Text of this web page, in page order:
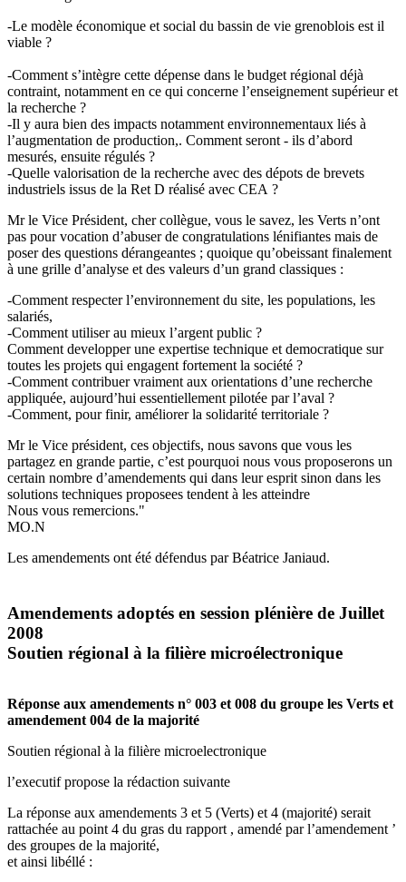
-Le modèle économique et social du bassin de vie grenoblois est il
viable ?
-Comment s’intègre cette dépense dans le budget régional déjà
contraint, notamment en ce qui concerne l’enseignement supérieur et
la recherche ?
-Il y aura bien des impacts notamment environnementaux liés à
l’augmentation de production,. Comment seront - ils d’abord
mesurés, ensuite régulés ?
-Quelle valorisation de la recherche avec des dépots de brevets
industriels issus de la Ret D réalisé avec CEA ?
Mr le Vice Président, cher collègue, vous le savez, les Verts n’ont
pas pour vocation d’abuser de congratulations lénifiantes mais de
poser des questions dérangeantes ; quoique qu’obeissant finalement
à une grille d’analyse et des valeurs d’un grand classiques :
-Comment respecter l’environnement du site, les populations, les
salariés,
-Comment utiliser au mieux l’argent public ?
Comment developper une expertise technique et democratique sur
toutes les projets qui engagent fortement la société ?
-Comment contribuer vraiment aux orientations d’une recherche
appliquée, aujourd’hui essentiellement pilotée par l’aval ?
-Comment, pour finir, améliorer la solidarité territoriale ?
Mr le Vice président, ces objectifs, nous savons que vous les
partagez en grande partie, c’est pourquoi nous vous proposerons un
certain nombre d’amendements qui dans leur esprit sinon dans les
solutions techniques proposees tendent à les atteindre
Nous vous remercions."
MO.N
Les amendements ont été défendus par Béatrice Janiaud.
Amendements adoptés en session plénière de Juillet
2008
Soutien régional à la filière microélectronique
Réponse aux amendements n° 003 et 008 du groupe les Verts et
amendement 004 de la majorité
Soutien régional à la filière microelectronique
l’executif propose la rédaction suivante
La réponse aux amendements 3 et 5 (Verts) et 4 (majorité) serait
rattachée au point 4 du gras du rapport , amendé par l’amendement ’
des groupes de la majorité,
et ainsi libéllé :